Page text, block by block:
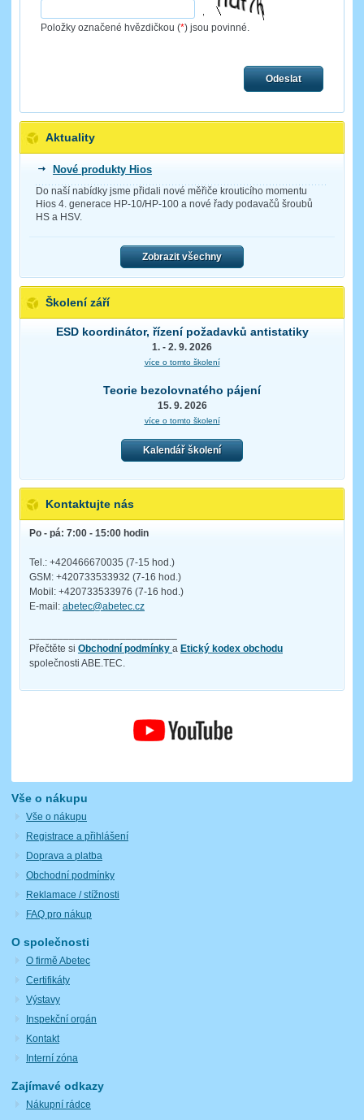
Položky označené hvězdičkou (*) jsou povinné.
Odeslat
Aktuality
Nové produkty Hios
Do naší nabídky jsme přidali nové měřiče krouticího momentu
Hios 4. generace HP-10/HP-100 a nové řady podavačů šroubů
HS a HSV.
Zobrazit všechny
Školení září
ESD koordinátor, řízení požadavků antistatiky
1. - 2. 9. 2026
více o tomto školení
Teorie bezolovnatého pájení
15. 9. 2026
více o tomto školení
Kalendář školení
Kontaktujte nás
Po - pá: 7:00 - 15:00 hodin
Tel.: +420466670035 (7-15 hod.)
GSM: +420733533932 (7-16 hod.)
Mobil: +420733533976 (7-16 hod.)
E-mail: abetec@abetec.cz
Přečtěte si Obchodní podmínky a Etický kodex obchodu
společnosti ABE.TEC.
Vše o nákupu
Vše o nákupu
Registrace a přihlášení
Doprava a platba
Obchodní podmínky
Reklamace / stížnosti
FAQ pro nákup
O společnosti
O firmě Abetec
Certifikáty
Výstavy
Inspekční orgán
Kontakt
Interní zóna
Zajímavé odkazy
Nákupní rádce